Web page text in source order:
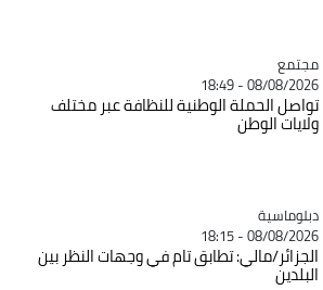
Catégorie
مجتمع
08/08/2026 - 18:49
تواصل الحملة الوطنية للنظافة عبر مختلف
ولايات الوطن
Catégorie
دبلوماسية
08/08/2026 - 18:15
الجزائر/مالي: تطابق تام في وجهات النظر بين
البلدين